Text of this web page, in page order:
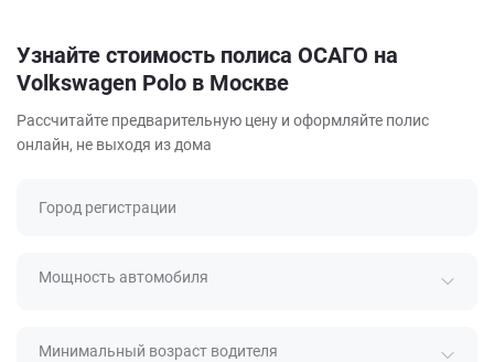
Узнайте стоимость полиса ОСАГО на
Volkswagen Polo в Москве
Рассчитайте предварительную цену и оформляйте полис
онлайн, не выходя из дома
Город регистрации
Мощность автомобиля
Минимальный возраст водителя